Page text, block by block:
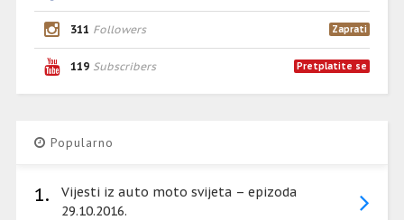
311 Followers Zaprati
119 Subscribers Pretplatite se
Popularno
1.
Vijesti iz auto moto svijeta – epizoda
29.10.2016.